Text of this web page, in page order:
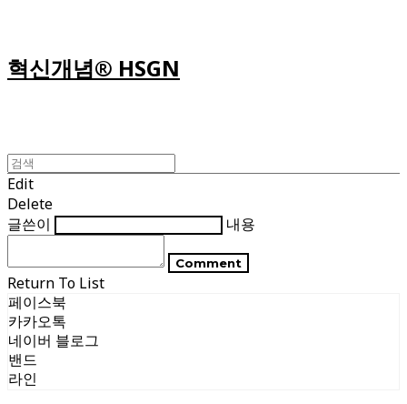
혁신개념® HSGN
Edit
Delete
글쓴이
내용
Comment
Return To List
페이스북
카카오톡
네이버 블로그
밴드
라인